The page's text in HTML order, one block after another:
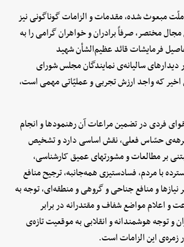
ملّت مبعوث شده، مقدمات و الزامات گوناگونی نیز
مختصر، صرفاً برادران و خواهران گرامی را به
فرمایشات قائد عظیم‌الشأن شهید
دیدارهای سالیانه‌ی نمایندگان مجلس شورای
که واجد ارزش تجربی و عملیّاتی مهمی است،
فردی در تضمین مراعات آن رهنمودها و انجام
حسّاس فعلی، نقش اساسی دارد و تشخیص
بر مطالعات و مشورتهای عمیق کارشناسی،
با مردم، فسادستیزی همه‌جانبه، ترجیح منافع
و منافع جناحی و گروهی و منطقه‌ای، توجه به
و اعلام مواضع شفاف و مقتدرانه در برابر
و توجه هوشمندانه و انقلابی به موقعیت تازه‌ی
زمره‌ی این الزامات است.